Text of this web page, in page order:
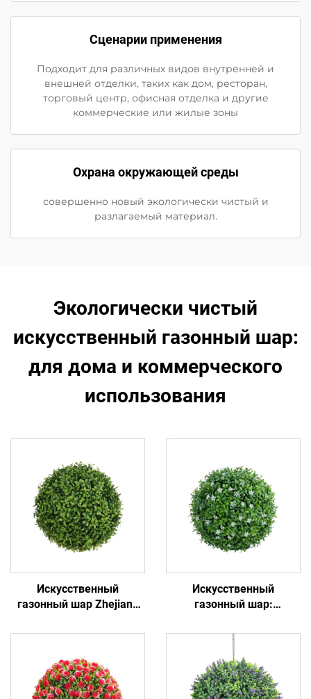
Сценарии применения
Подходит для различных видов внутренней и
внешней отделки, таких как дом, ресторан,
торговый центр, офисная отделка и другие
коммерческие или жилые зоны
Охрана окружающей среды
совершенно новый экологически чистый и
разлагаемый материал.
Экологически чистый
искусственный газонный шар:
для дома и коммерческого
использования
Искусственный
газонный шар Zhejiang
реалистичность и низкие
Искусственный
газонный шар:
вечнозеленая зелень